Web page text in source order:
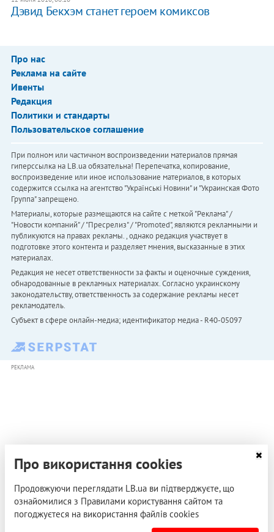
Дэвид Бекхэм станет героем комиксов
Про нас
Реклама на сайте
Ивенты
Редакция
Политики и стандарты
Пользовательское соглашение
При полном или частичном воспроизведении материалов прямая
гиперссылка на LB.ua обязательна! Перепечатка, копирование,
воспроизведение или иное использование материалов, в которых
содержится ссылка на агентство "Українськi Новини" и "Украинская Фото
Группа" запрещено.
Материалы, которые размещаются на сайте с меткой "Реклама" /
"Новости компаний" / "Пресрелиз" / "Promoted", являются рекламными и
публикуются на правах рекламы. , однако редакция участвует в
подготовке этого контента и разделяет мнения, высказанные в этих
материалах.
Редакция не несет ответственности за факты и оценочные суждения,
обнародованные в рекламных материалах. Согласно украинскому
законодательству, ответственность за содержание рекламы несет
рекламодатель.
Субъект в сфере онлайн-медиа; идентификатор медиа - R40-05097
РЕКЛАМА
Про використання cookies
Продовжуючи переглядати LB.ua ви підтверджуєте, що
ознайомилися з Правилами користування сайтом та
погоджуєтеся на використання файлів cookies